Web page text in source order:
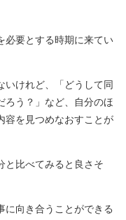
必要とする時期に来てい
いけれど、「どうして同
ろう？」など、自分のほ
容を見つめなおすことが
と比べてみると良さそ
に向き合うことができる